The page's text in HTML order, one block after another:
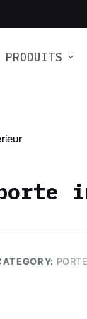
PRODUITS